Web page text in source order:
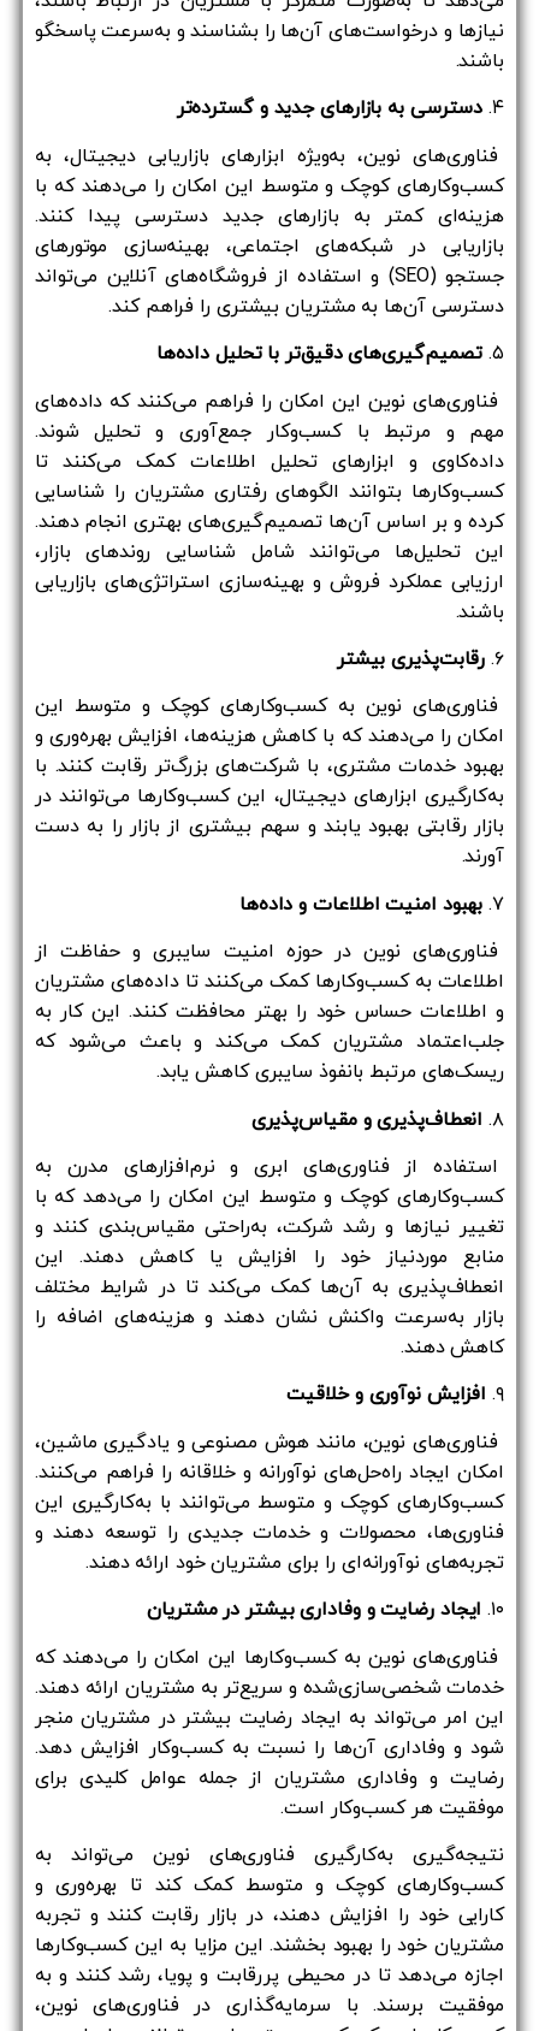
نیازها و درخواست‌های آن‌ها را بشناسند و به‌سرعت پاسخگو
باشند.
۴. دسترسی به بازارهای جدید و گسترده‌تر
فناوری‌های نوین، به‌ویژه ابزارهای بازاریابی دیجیتال، به
کسب‌وکارهای کوچک و متوسط این امکان را می‌دهند که با
هزینه‌ای کمتر به بازارهای جدید دسترسی پیدا کنند.
بازاریابی در شبکه‌های اجتماعی، بهینه‌سازی موتورهای
جستجو (SEO) و استفاده از فروشگاه‌های آنلاین می‌تواند
دسترسی آن‌ها به مشتریان بیشتری را فراهم کند.
۵. تصمیم‌گیری‌های دقیق‌تر با تحلیل داده‌ها
فناوری‌های نوین این امکان را فراهم می‌کنند که داده‌های
مهم و مرتبط با کسب‌وکار جمع‌آوری و تحلیل شوند.
داده‌کاوی و ابزارهای تحلیل اطلاعات کمک می‌کنند تا
کسب‌وکارها بتوانند الگوهای رفتاری مشتریان را شناسایی
کرده و بر اساس آن‌ها تصمیم‌گیری‌های بهتری انجام دهند.
این تحلیل‌ها می‌توانند شامل شناسایی روندهای بازار،
ارزیابی عملکرد فروش و بهینه‌سازی استراتژی‌های بازاریابی
باشند.
۶. رقابت‌پذیری بیشتر
فناوری‌های نوین به کسب‌وکارهای کوچک و متوسط این
امکان را می‌دهند که با کاهش هزینه‌ها، افزایش بهره‌وری و
بهبود خدمات مشتری، با شرکت‌های بزرگ‌تر رقابت کنند. با
به‌کارگیری ابزارهای دیجیتال، این کسب‌وکارها می‌توانند در
بازار رقابتی بهبود یابند و سهم بیشتری از بازار را به دست
آورند.
۷. بهبود امنیت اطلاعات و داده‌ها
فناوری‌های نوین در حوزه امنیت سایبری و حفاظت از
اطلاعات به کسب‌وکارها کمک می‌کنند تا داده‌های مشتریان
و اطلاعات حساس خود را بهتر محافظت کنند. این کار به
جلب‌اعتماد مشتریان کمک می‌کند و باعث می‌شود که
ریسک‌های مرتبط بانفوذ سایبری کاهش یابد.
۸. انعطاف‌پذیری و مقیاس‌پذیری
استفاده از فناوری‌های ابری و نرم‌افزارهای مدرن به
کسب‌وکارهای کوچک و متوسط این امکان را می‌دهد که با
تغییر نیازها و رشد شرکت، به‌راحتی مقیاس‌بندی کنند و
منابع موردنیاز خود را افزایش یا کاهش دهند. این
انعطاف‌پذیری به آن‌ها کمک می‌کند تا در شرایط مختلف
بازار به‌سرعت واکنش نشان دهند و هزینه‌های اضافه را
کاهش دهند.
۹. افزایش نوآوری و خلاقیت
فناوری‌های نوین، مانند هوش مصنوعی و یادگیری ماشین،
امکان ایجاد راه‌حل‌های نوآورانه و خلاقانه را فراهم می‌کنند.
کسب‌وکارهای کوچک و متوسط می‌توانند با به‌کارگیری این
فناوری‌ها، محصولات و خدمات جدیدی را توسعه دهند و
تجربه‌های نوآورانه‌ای را برای مشتریان خود ارائه دهند.
۱۰. ایجاد رضایت و وفاداری بیشتر در مشتریان
فناوری‌های نوین به کسب‌وکارها این امکان را می‌دهند که
خدمات شخصی‌سازی‌شده و سریع‌تر به مشتریان ارائه دهند.
این امر می‌تواند به ایجاد رضایت بیشتر در مشتریان منجر
شود و وفاداری آن‌ها را نسبت به کسب‌وکار افزایش دهد.
رضایت و وفاداری مشتریان از جمله عوامل کلیدی برای
موفقیت هر کسب‌وکار است.
نتیجه‌گیری به‌کارگیری فناوری‌های نوین می‌تواند به
کسب‌وکارهای کوچک و متوسط کمک کند تا بهره‌وری و
کارایی خود را افزایش دهند، در بازار رقابت کنند و تجربه
مشتریان خود را بهبود بخشند. این مزایا به این کسب‌وکارها
اجازه می‌دهد تا در محیطی پررقابت و پویا، رشد کنند و به
موفقیت برسند. با سرمایه‌گذاری در فناوری‌های نوین،